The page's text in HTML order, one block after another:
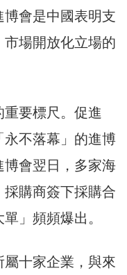
會是中國表明支
場開放化立場的
要標尺。促進
永不落幕」的進博
會翌日，多家海
購商簽下採購合
」頻頻爆出。
十家企業，與來